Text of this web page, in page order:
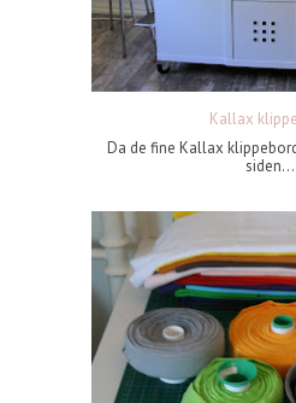
Kallax
Da de fine Kallax
siden...